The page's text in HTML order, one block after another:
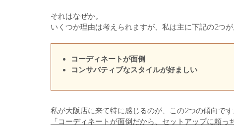
それはなぜか。
いくつか理由は考えられますが、私は主に下記の2つが
コーディネートが面倒
コンサバティブなスタイルが好ましい
私が大阪店に来て特に感じるのが、この2つの傾向です
「コーディネートが面倒だから、セットアップに頼っ